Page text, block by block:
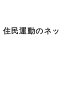
民運動のネッ